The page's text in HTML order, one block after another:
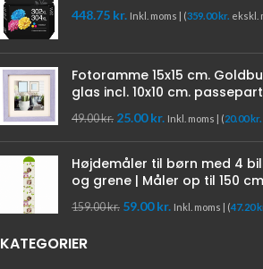
448.75 kr. Inkl. moms | (359.00 kr. ekskl.
Fotoramme 15x15 cm.
glas incl. 10x10 cm.
49.00kr. 25.00kr. Inkl. moms | (20.00 kr.
Højdemåler til børn med 4
og grene | Måler op til 150 cm
159.00kr. 59.00kr. Inkl. moms | (47.20
KATEGORIER